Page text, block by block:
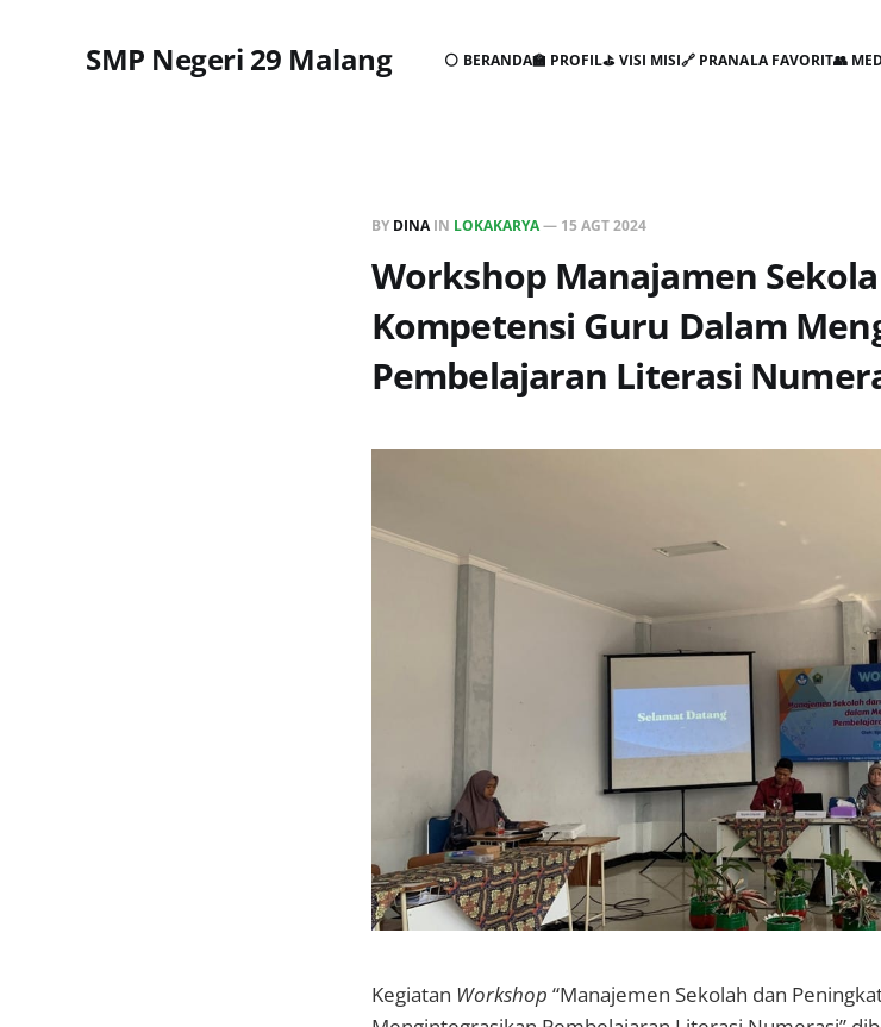
SMP Negeri 29 Malang ⚪ BERANDA🏫 PROFIL⛳ VISI MISI🔗 PRANALA FAVORIT👥
BY DINAIN LOKAKARYA— 15 AGT 2024
Workshop Manajamen
Kompetensi Guru Dalam
Pembelajaran Literasi
Kegiatan Workshop “Manajemen Sekolah dan